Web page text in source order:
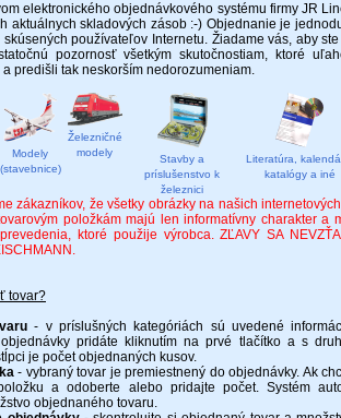
elektronického objednávkového systému firmy JR
aktuálnych skladových zásob :-) Objednanie je
používateľov Internetu. Žiadame vás, aby
pozornosť všetkým skutočnostiam, ktoré
predišli tak neskorším nedorozumeniam.
Modely
(stavebnice)
Železničné
modely
Stavby a
príslušenstvo k
železnici
Literatúra,
katalógy a iné
zákazníkov, že všetky obrázky na našich
položkám majú len informatívny charakter a
ktoré použije výrobca. ZĽAVY SA
tovar?
- v príslušných kategóriách sú uvedené
pridáte kliknutím na prvé tlačítko a s
je počet objednaných kusov.
- vybraný tovar je premiestnený do objednávky. Ak
a odoberte alebo pridajte počet. Systém
objednaného tovaru.